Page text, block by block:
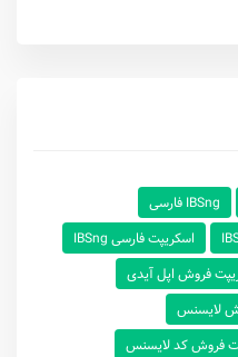
IBSng فارسی
اسکریپت فارسی IBSng
فروش اپل آیدی
لایسنس
فروش کد لایسنس